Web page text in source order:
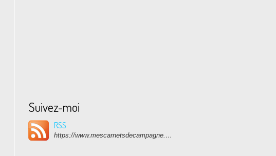
Suivez-moi
RSS
https://www.mescarnetsdecampagne.com/rss